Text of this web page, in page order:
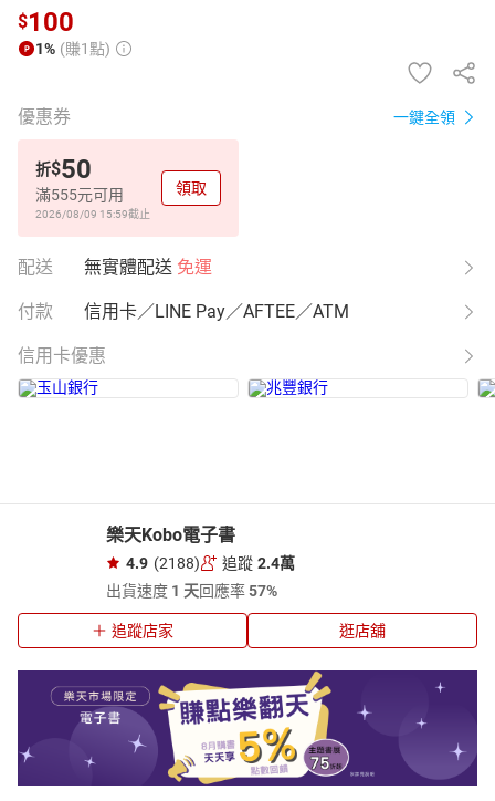
$100
1% (賺1點)
優惠券 一鍵全領
折$50
滿555元可用
2026/08/09 15:59截止
領取
配送 無實體配送 免運
付款 信用卡／LINE Pay／AFTEE／ATM
信用卡優惠
樂天Kobo電子書
4.9 (2188) 追蹤 2.4萬
出貨速度 1 天回應率57%
追蹤店家 逛店舖